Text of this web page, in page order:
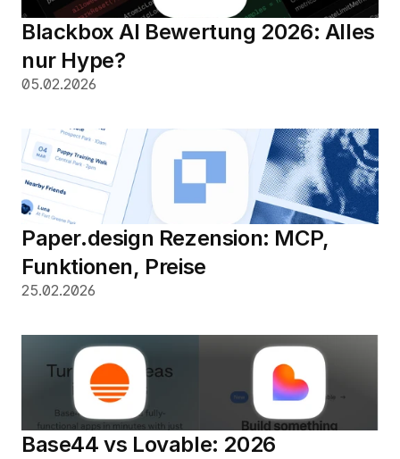
Blackbox AI Bewertung 2026: Alles
nur Hype?
05.02.2026
Paper.design Rezension: MCP,
Funktionen, Preise
25.02.2026
Base44 vs Lovable: 2026